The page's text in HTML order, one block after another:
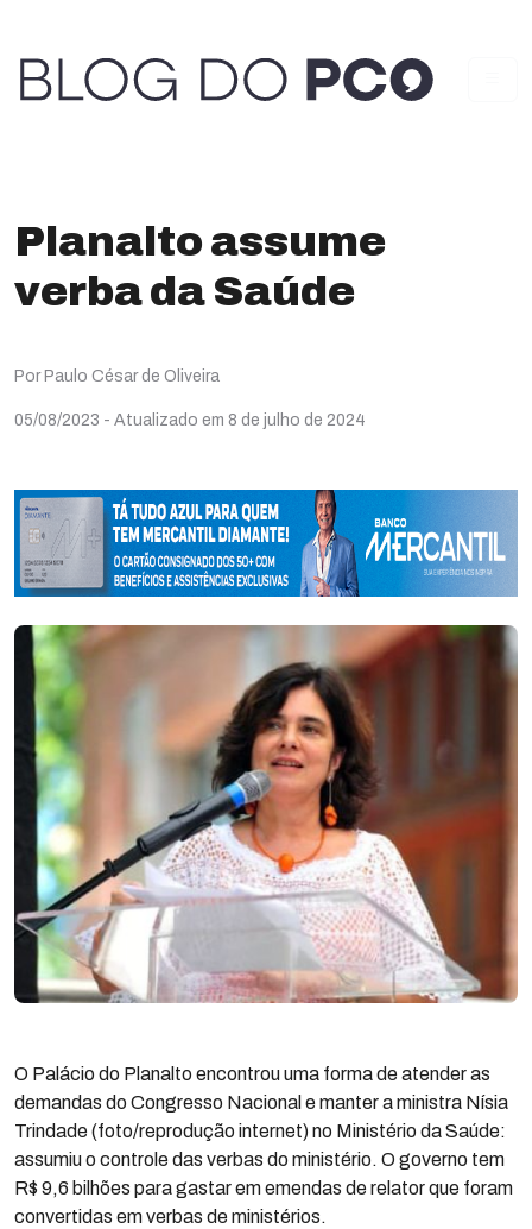
Planalto assume
verba da Saúde
Por Paulo César de Oliveira
05/08/2023 - Atualizado em 8 de julho de 2024
O Palácio do Planalto encontrou uma forma de atender as
demandas do Congresso Nacional e manter a ministra Nísia
Trindade (foto/reprodução internet) no Ministério da Saúde:
assumiu o controle das verbas do ministério. O governo tem
R$ 9,6 bilhões para gastar em emendas de relator que foram
convertidas em verbas de ministérios.